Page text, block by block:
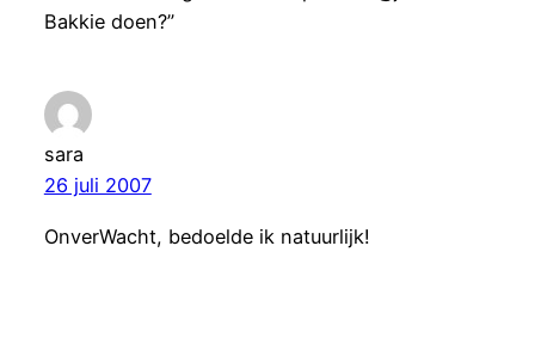
Bakkie doen?”
sara
26 juli 2007
OnverWacht, bedoelde ik natuurlijk!